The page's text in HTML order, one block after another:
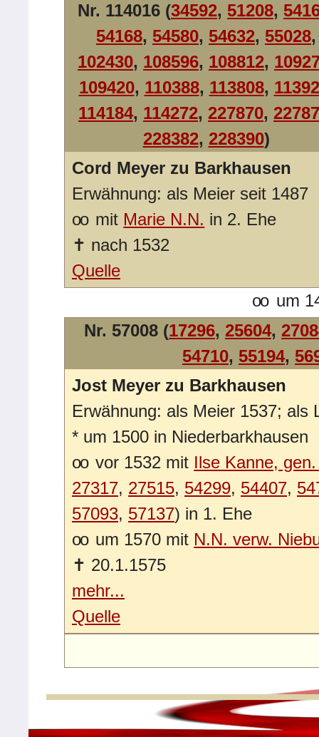
Nr. 114016 (34592, 51208,
54168, 54580, 54632, 55028,
102430, 108596, 108812,
109420, 110388, 113808,
114184, 114272, 227870,
228382, 228390)
Cord Meyer zu Barkhausen
Erwähnung: als Meier seit 1487
oo mit Marie N.N. in 2. Ehe
✝ nach 1532
Quelle
oo um
Nr. 57008 (17296, 25604,
54710, 55194,
Jost Meyer zu Barkhausen
Erwähnung: als Meier 1537; als
* um 1500 in Niederbarkhausen
oo vor 1532 mit Ilse Kanne,
27317, 27515, 54299, 54407,
57093, 57137) in 1. Ehe
oo um 1570 mit N.N. verw.
✝ 20.1.1575
mehr...
Quelle